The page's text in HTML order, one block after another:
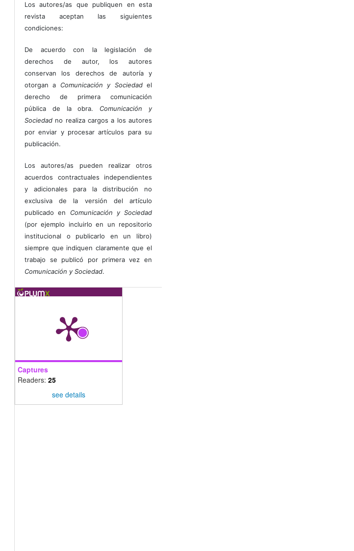
Los autores/as que publiquen en esta
revista aceptan las siguientes
condiciones:
De acuerdo con la legislación de
derechos de autor, los autores
conservan los derechos de autoría y
otorgan a Comunicación y Sociedadel
derecho de primera comunicación
pública de la obra. Comunicación y
Sociedad no realiza cargos a los autores
por enviar y procesar artículos para su
publicación.
Los autores/as pueden realizar otros
acuerdos contractuales independientes
y adicionales para la distribución no
exclusiva de la versión del artículo
publicado en Comunicación y Sociedad
(por ejemplo incluirlo en un repositorio
institucional o publicarlo en un libro)
siempre que indiquen claramente que el
trabajo se publicó por primera vez en
Comunicación y Sociedad.
Captures
Readers: 25
see details